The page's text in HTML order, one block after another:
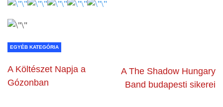
EGYÉB KATEGÓRIA
A Költészet Napja a
Gózonban
A The Shadow Hungary
Band budapesti sikerei